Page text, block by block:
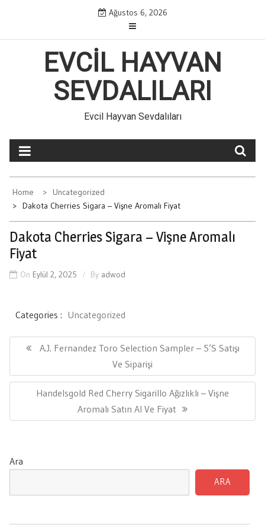
content
Ağustos 6, 2026
EVCIL HAYVAN
SEVDALILARI
Evcil Hayvan Sevdalıları
Home
Uncategorized
Dakota Cherries Sigara – Vişne Aromalı Fiyat
Dakota Cherries Sigara – Vişne Aromalı
Fiyat
On Eylül 2, 2025 By adwod
Categories : Uncategorized
gezinmesiPrevious
A.J. Fernandez Toro Selection Sampler – 5’s Satışı
Ve Siparişi
Next
Handelsgold Red Cherry Sigarillo Ağızlıklı – Vişne
Aromalı Satın Al Ve Fiyat
Ara
ARA